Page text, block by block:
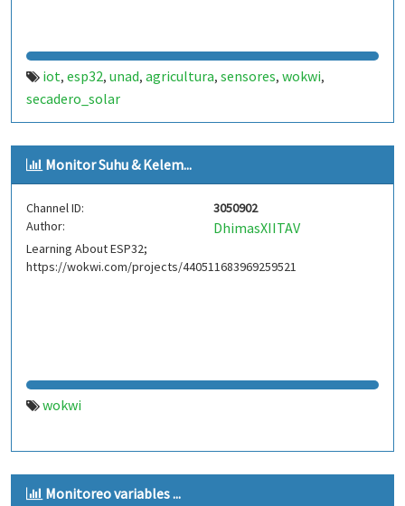
iot, esp32, unad, agricultura, sensores, wokwi,
secadero_solar
Monitor Suhu & Kelem...
Channel ID:
3050902
Author:
DhimasXIITAV
Learning About ESP32;
https://wokwi.com/projects/440511683969259521
wokwi
Monitoreo variables ...